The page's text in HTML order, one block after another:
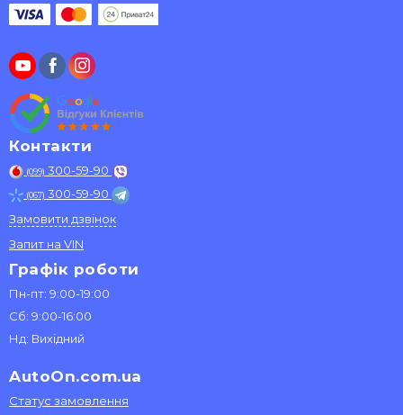
Контакти
(099) 300-59-90
(067) 300-59-90
Замовити дзвінок
Запит на VIN
Графік роботи
Пн-пт: 9:00-19:00
Сб: 9:00-16:00
Нд: Вихідний
AutoOn.com.ua
Статус замовлення